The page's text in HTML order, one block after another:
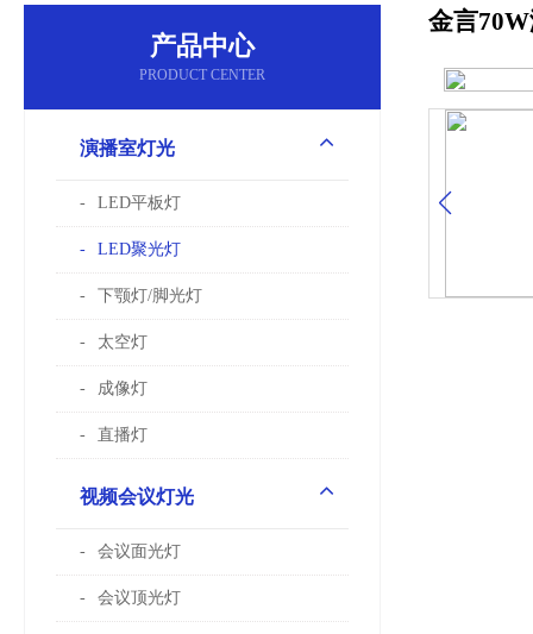
产品中心
PRODUCT CENTER
演播室灯光
LED平板灯
LED聚光灯
下颚灯/脚光灯
太空灯
成像灯
直播灯
视频会议灯光
会议面光灯
会议顶光灯
金言